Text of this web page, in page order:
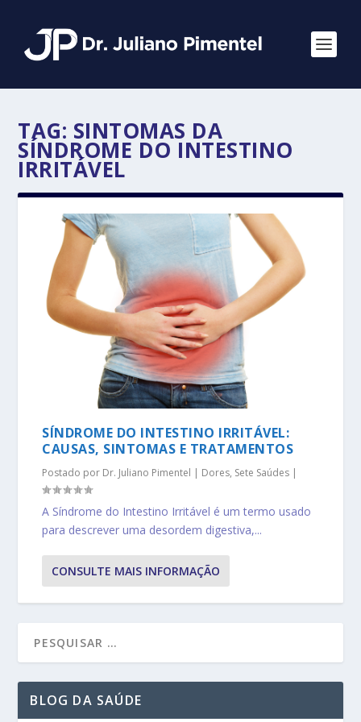
TAG: SINTOMAS DA
SÍNDROME DO INTESTINO
IRRITÁVEL
SÍNDROME DO INTESTINO IRRITÁVEL:
CAUSAS, SINTOMAS E TRATAMENTOS
Postado por Dr. Juliano Pimentel | Dores, Sete Saúdes |
A Síndrome do Intestino Irritável é um termo usado
para descrever uma desordem digestiva,...
CONSULTE MAIS INFORMAÇÃO
BLOG DA SAÚDE